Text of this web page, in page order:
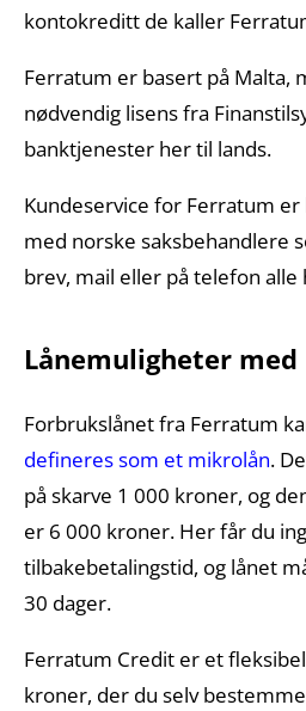
kontokreditt de kaller
Ferratum er basert på Malta,
nødvendig lisens fra
banktjenester her til lands.
Kundeservice for Ferratum
med norske saksbehandlere
brev, mail eller på telefon alle
Lånemuligheter
Forbrukslånet fra Ferratum
defineres som et mikrolån.
på skarve 1 000 kroner, og
er 6 000 kroner. Her får du
tilbakebetalingstid, og lånet
30 dager.
Ferratum Credit er et
kroner, der du selv